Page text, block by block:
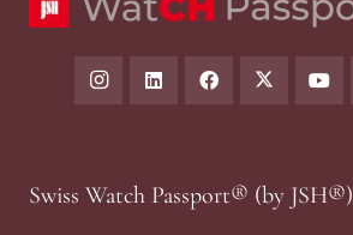
Swiss Watch Passport® (by JSH®)